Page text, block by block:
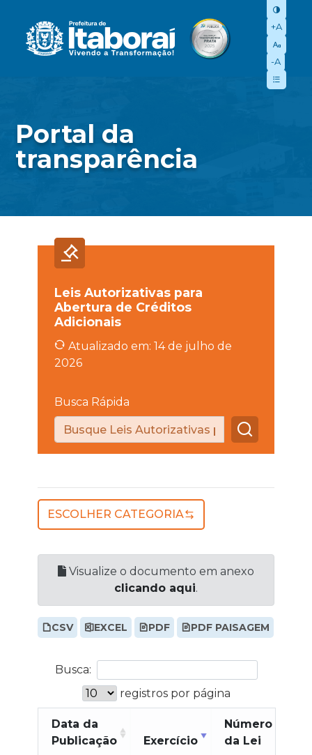
+A
-A
Portal da
transparência
Leis Autorizativas para
Abertura de Créditos
Adicionais
Atualizado em: 14 de julho de
2026
Busca Rápida
ESCOLHER CATEGORIA
Visualize o documento em anexo
clicando aqui.
CSV EXCEL PDF PDF PAISAGEM
Busca:
registros por página
Data da
Publicação
Exercício
Número
da Lei